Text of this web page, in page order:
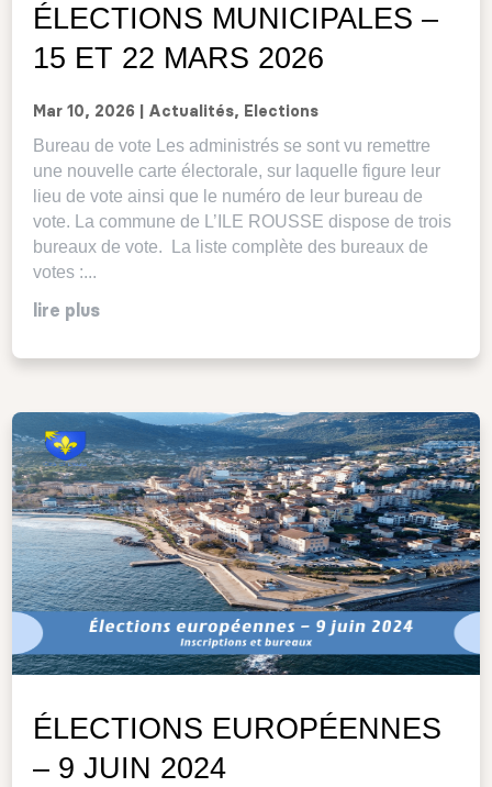
ÉLECTIONS MUNICIPALES –
15 ET 22 MARS 2026
Mar 10, 2026 Actualités, Elections
Bureau de vote Les administrés se sont vu remettre
une nouvelle carte électorale, sur laquelle figure leur
lieu de vote ainsi que le numéro de leur bureau de
vote. La commune de L’ILE ROUSSE dispose de trois
bureaux de vote. La liste complète des bureaux de
votes :...
lire plus
ÉLECTIONS EUROPÉENNES
– 9 JUIN 2024